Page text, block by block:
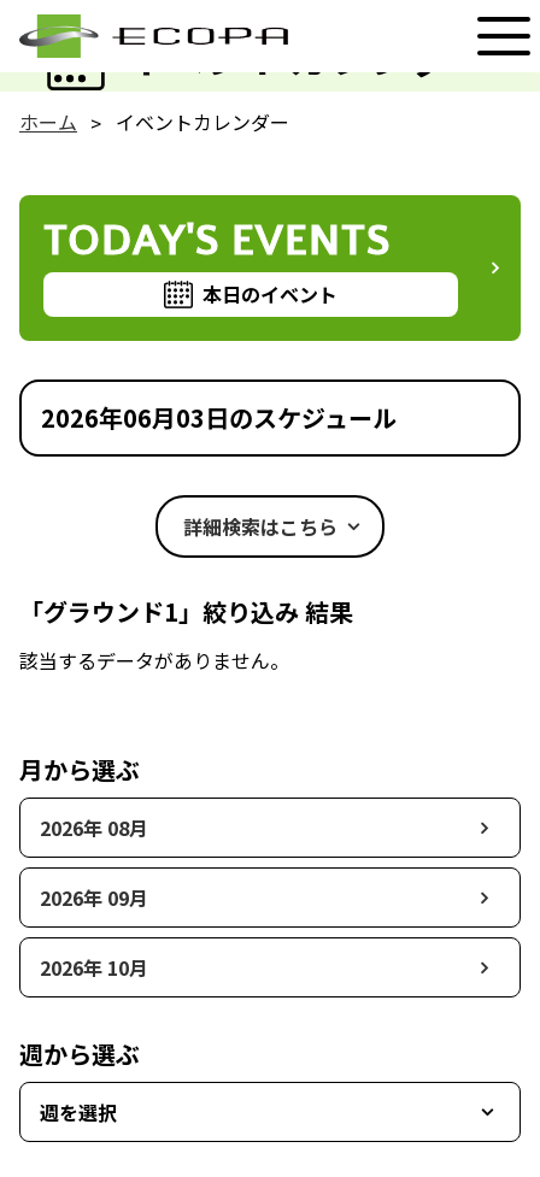
イベントカレンダー
EVENT
ホーム イベントカレンダー
TODAY'S EVENTS
本日のイベント
2026年06月03日のスケジュール
詳細検索はこちら
「グラウンド1」絞り込み 結果
該当するデータがありません。
月から選ぶ
2026年 08月
2026年 09月
2026年 10月
週から選ぶ
週を選択